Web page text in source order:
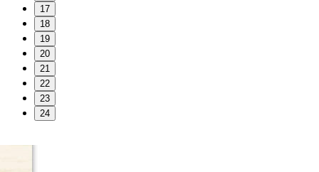
17
18
19
20
21
22
23
24